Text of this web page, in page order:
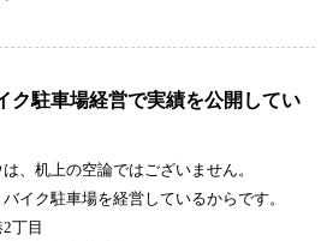
駐車場経営で実績を公開してい
、机上の空論ではございません。
イク駐車場を経営しているからです。
丁目